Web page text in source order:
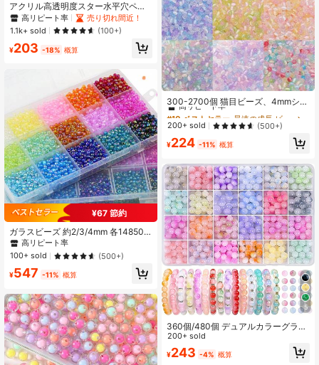
アクリル高透明度スター水平穴ペン
タグラム散在ビーズブレスレットモ
バイルチェーンペンダントブレスレ
ットアンクレットペンダントDIYビー
ズジュエリーアクセサリー
高リピート率
売り切れ間近！
1.1k+ sold
(100+)
¥203 -18% 概算
¥67 節約
ガラスビーズ 約2/3/4mm 各14850/6
450/2100個入り、15グリッド収納
ボックス、自作アクセサリー、手作
りビーズブレスレット、ネックレス
などに最適
高リピート率
100+ sold
(500+)
¥547 -11% 概算
300-2700個 猫目ビーズ、4mmシー
ドビーズ、ガラスビーズ、ジュエリ
ー作りに適しています、多色、ラウ
ンドビーズ、DIYクラフトビーズセッ
ト、ビーズ作りとジュエリー作り -
フレンドシップブレスレットアクセ
#10 ベストセラー
最速の成長 ビーズ&ビーズ用品
高リピート率
#10 ベストセラー
高リピート率
#10 ベストセラー
高リピート率
#10 ベストセラー
高リピート率
200+ sold (500+)
¥224 -11% 概算
5
360個/480個 デュアルカラーグラデ
ーション クリスタル模造翡翠 丸ビー
ズ ブレスレット作りキット DIY ネッ
クレス ピアス クラフトビーズセット
200+ sold
¥243 -4% 概算